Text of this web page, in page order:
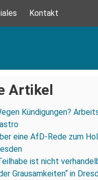
Kontakt
Artikel
Kündigungen?
eine AfD-Rede zum
ist nicht
Grausamkeiten“ in